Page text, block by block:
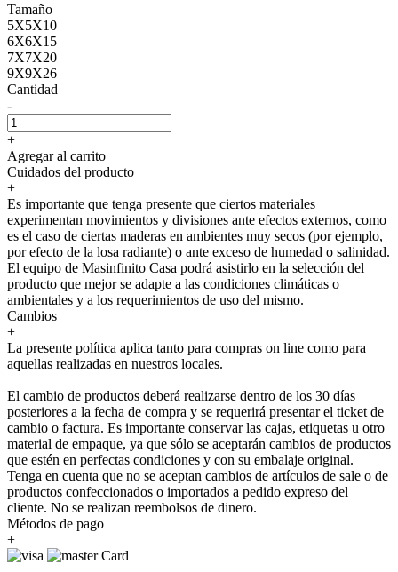
Tamaño
5X5X10
6X6X15
7X7X20
9X9X26
Cantidad
-
+
Agregar al carrito
Cuidados del producto
+
Es importante que tenga presente que ciertos materiales
experimentan movimientos y divisiones ante efectos externos, como
es el caso de ciertas maderas en ambientes muy secos (por ejemplo,
por efecto de la losa radiante) o ante exceso de humedad o salinidad.
El equipo de Masinfinito Casa podrá asistirlo en la selección del
producto que mejor se adapte a las condiciones climáticas o
ambientales y a los requerimientos de uso del mismo.
Cambios
+
La presente política aplica tanto para compras on line como para
aquellas realizadas en nuestros locales.
El cambio de productos deberá realizarse dentro de los 30 días
posteriores a la fecha de compra y se requerirá presentar el ticket de
cambio o factura. Es importante conservar las cajas, etiquetas u otro
material de empaque, ya que sólo se aceptarán cambios de productos
que estén en perfectas condiciones y con su embalaje original.
Tenga en cuenta que no se aceptan cambios de artículos de sale o de
productos confeccionados o importados a pedido expreso del
cliente. No se realizan reembolsos de dinero.
Métodos de pago
+